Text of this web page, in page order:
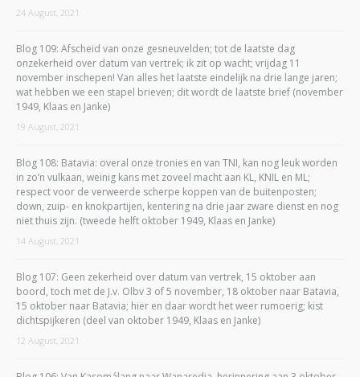
24 August, 2021
Blog 109: Afscheid van onze gesneuvelden; tot de laatste dag
onzekerheid over datum van vertrek; ik zit op wacht; vrijdag 11
november inschepen! Van alles het laatste eindelijk na drie lange jaren;
wat hebben we een stapel brieven; dit wordt de laatste brief (november
1949, Klaas en Janke)
19 August, 2021
Blog 108: Batavia: overal onze tronies en van TNI, kan nog leuk worden
in zo’n vulkaan, weinig kans met zoveel macht aan KL, KNIL en ML;
respect voor de verweerde scherpe koppen van de buitenposten;
down, zuip- en knokpartijen, kentering na drie jaar zware dienst en nog
niet thuis zijn. (tweede helft oktober 1949, Klaas en Janke)
14 August, 2021
Blog 107: Geen zekerheid over datum van vertrek, 15 oktober aan
boord, toch met de J.v. Olbv 3 of 5 november, 18 oktober naar Batavia,
15 oktober naar Batavia; hier en daar wordt het weer rumoerig; kist
dichtspijkeren (deel van oktober 1949, Klaas en Janke)
12 August, 2021